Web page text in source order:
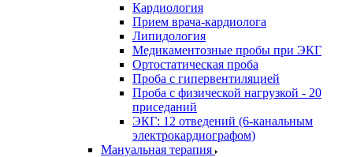
Кардиология
Прием врача-кардиолога
Липидология
Медикаментозные пробы при ЭКГ
Ортостатическая проба
Проба с гипервентиляцией
Проба с физической нагрузкой - 20
приседаний
ЭКГ: 12 отведений (6-канальным
электрокардиографом)
Мануальная терапия